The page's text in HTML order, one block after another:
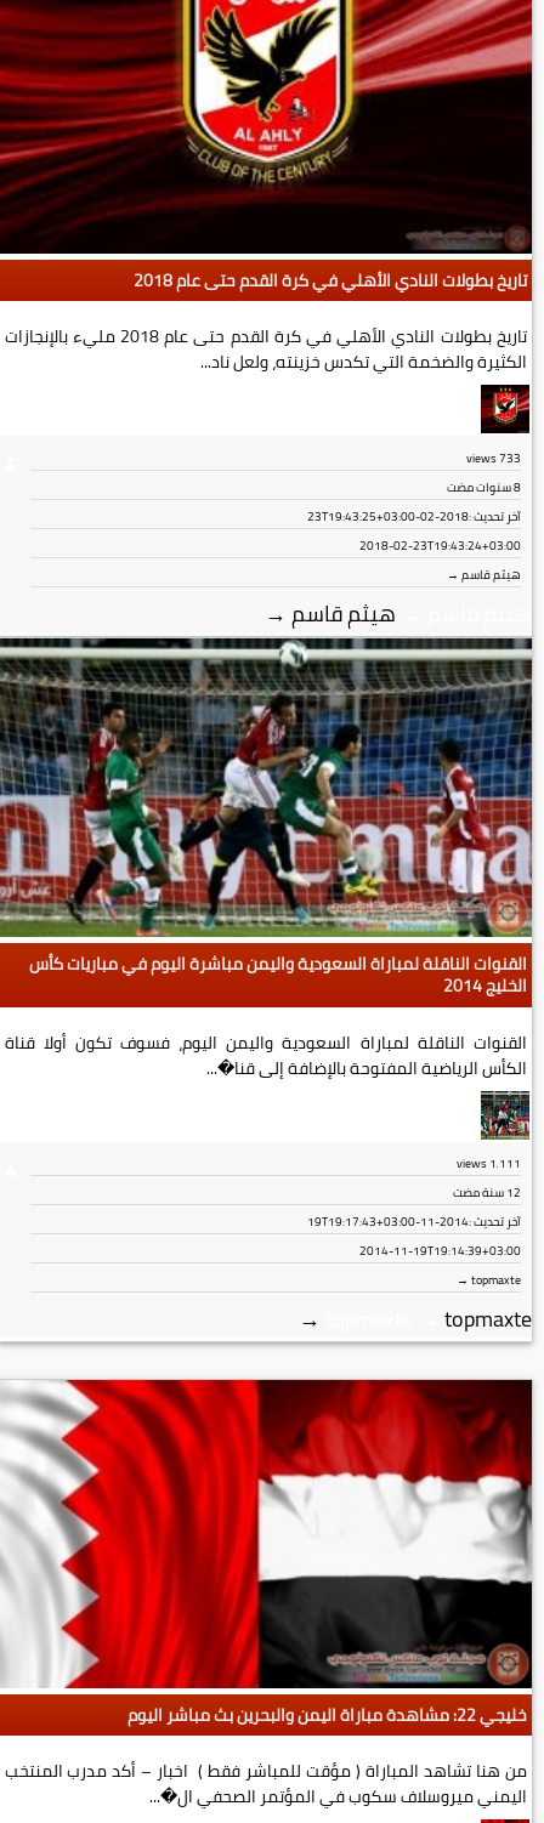
تاريخ بطولات النادي الأهلي في كرة القدم حتى عام 2018
تاريخ بطولات النادي الأهلي في كرة القدم حتى عام 2018 مليء بالإنجازات
الكثيرة والضخمة التي تكدس خزينته، ولعل ناد...
733
views
8 سنوات مضت
آخر تحديث :2018-02-23T19:43:25+03:00
2018-02-23T19:43:24+03:00
هيثم قاسم →
هيثم قاسم →
القنوات الناقلة لمباراة السعودية واليمن مباشرة اليوم في مباريات كأس
الخليج 2014
القنوات الناقلة لمباراة السعودية واليمن اليوم، فسوف تكون أولا قناة
الكأس الرياضية المفتوحة بالإضافة إلى قنا�...
1٬111
12 سنة مضت
آخر تحديث :2014-11-19T19:17:43+03:00
2014-11-19T19:14:39+03:00
topmaxte →
topmaxte
→
خليجي 22: مشاهدة مباراة اليمن والبحرين بث مباشر اليوم
من هنا تشاهد المباراة ( مؤقت للمباشر فقط ) اخبار – أكد مدرب المنتخب
اليمني ميروسلاف سكوب في المؤتمر الصحفي ال�...